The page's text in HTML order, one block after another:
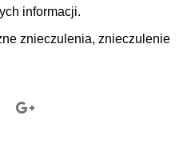
informacji.
znieczulenia, znieczulenie